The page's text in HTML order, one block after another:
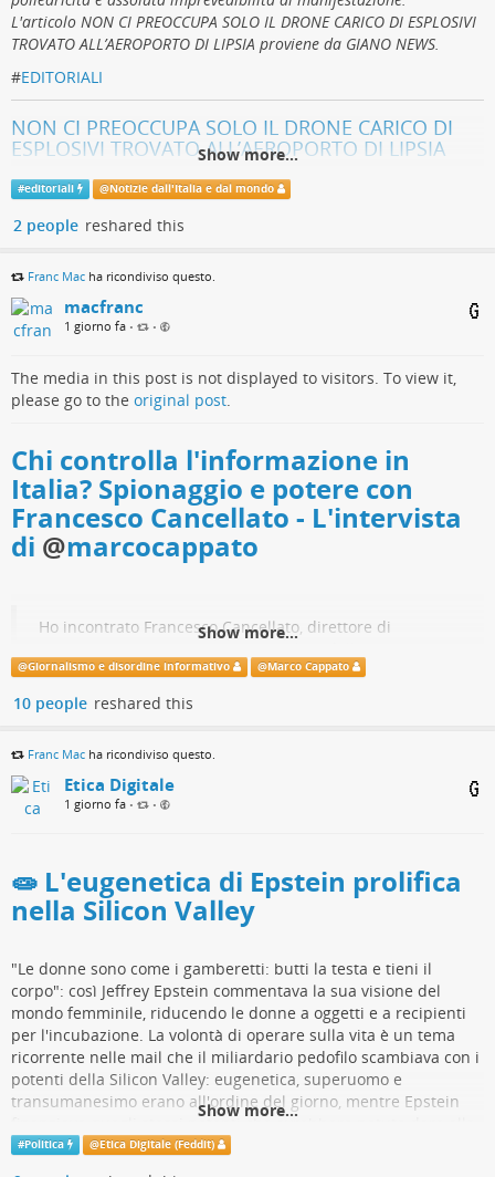
L'articolo NON CI PREOCCUPA SOLO IL DRONE CARICO DI ESPLOSIVI
TROVATO ALL’AEROPORTO DI LIPSIA proviene da GIANO NEWS.
#EDITORIALI
NON CI PREOCCUPA SOLO IL DRONE CARICO DI
ESPLOSIVI TROVATO ALL’AEROPORTO DI LIPSIA
Umberto Rapetto (GIANO NEWS)
Show more...
#editoriali @Notizie dall'Italia e dal mondo
2 people reshared this
Franc Mac ha ricondiviso questo.
macfranc
1 giorno fa • •
The media in this post is not displayed to visitors. To view it,
please go to the original post.
Chi controlla l'informazione in
Italia? Spionaggio e potere con
Francesco Cancellato - L'intervista
di @marcocappato
Ho incontrato Francesco Cancellato, direttore di
trasformazione del sistema dei media, del suo impatto
sulla libertà di informazione e sulla tenuta delle
istituzioni democratiche.
Cancellato ha subito tramite lo spyware Graphite, una
vicenda che – pur avendo una gravità accertata diversa –
mi ha ricordato quella che ho vissuto io,
dei giornalisti di fronte all'uso incontrollato di strumenti
di sorveglianza militare, toccando poi altri argomenti: il
ruolo degli editori indipendenti all'interno di un mercato
disinformazione generata dall'intelligenza artificiale e le
trasformazioni della partecipazione politica di fronte alle
grandi crisi globali, prima fra tutte la lotta al
cambiamento climatico.
@giornalismo
video.marcocappato.it/w/8B6LXN…
Show more...
@Giornalismo e disordine informativo @Marco Cappato
10 people reshared this
Franc Mac ha ricondiviso questo.
Etica Digitale
1 giorno fa • •
🧫 L'eugenetica di Epstein prolifica
nella Silicon Valley
"Le donne sono come i gamberetti: butti la testa e tieni il
corpo": così Jeffrey Epstein commentava la sua visione del
mondo femminile, riducendo le donne a oggetti e a recipienti
per l'incubazione. La volontà di operare sulla vita è un tema
ricorrente nelle mail che il miliardario pedofilo scambiava con i
potenti della Silicon Valley: eugenetica, superuomo e
transumanesimo erano all'ordine del giorno, mentre Epstein
luce tali visioni.
Show more...
#Politica @Etica Digitale (Feddit)